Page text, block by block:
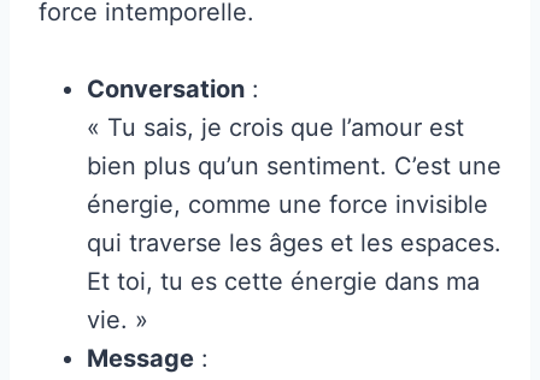
force intemporelle.
Conversation :
« Tu sais, je crois que l’amour est
bien plus qu’un sentiment. C’est une
énergie, comme une force invisible
qui traverse les âges et les espaces.
Et toi, tu es cette énergie dans ma
vie. »
Message :